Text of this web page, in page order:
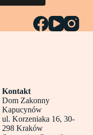
Kontakt
Dom Zakonny
Kapucynów
ul. Korzeniaka 16, 30-
298 Kraków